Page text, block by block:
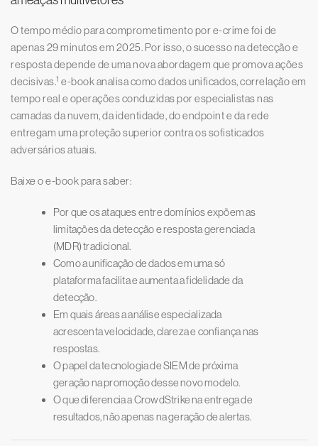
O tempo médio para comprometimento por e-crime foi de
apenas 29 minutos em 2025. Por isso, o sucesso na detecção e
resposta depende de uma nova abordagem que promova ações
decisivas.1 e-book analisa como dados unificados, correlação em
tempo real e operações conduzidas por especialistas nas
camadas da nuvem, da identidade, do endpoint e da rede
entregam uma proteção superior contra os sofisticados
adversários atuais.
Baixe o e-book para saber:
Por que os ataques entre domínios expõem as
limitações da detecção e resposta gerenciada
(MDR) tradicional.
Como a unificação de dados em uma só
plataforma facilita e aumenta a fidelidade da
detecção.
Em quais áreas a análise especializada
acrescenta velocidade, clareza e confiança nas
respostas.
O papel da tecnologia de SIEM de próxima
geração na promoção desse novo modelo.
O que diferencia a CrowdStrike na entrega de
resultados, não apenas na geração de alertas.